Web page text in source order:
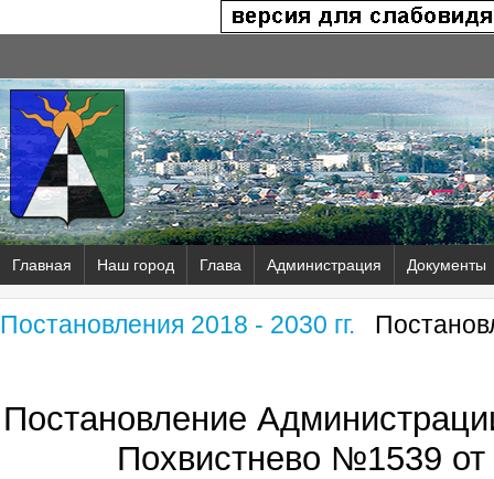
Главная Наш город Глава Администрация Документы
Постановления 2018 - 2030 гг.
Постановление
Похвистнево №1539 от